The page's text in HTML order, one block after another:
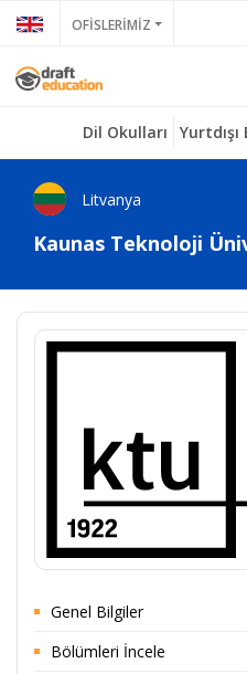
OFİSLERİMİZ
Dil Okulları
Litvanya
Kaunas Teknoloji
Genel Bilgiler
Bölümleri İncele